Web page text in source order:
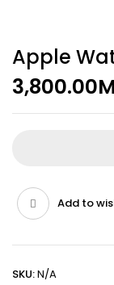
Apple
3,800.00
Add to
SKU:N/A